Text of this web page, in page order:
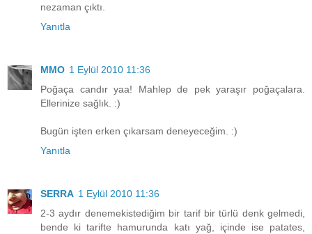
nezaman çıktı.
Yanıtla
MMO 1 Eylül 2010 11:36
Poğaça candır yaa! Mahlep de pek yaraşır poğaçalara.
Ellerinize sağlık. :)
Bugün işten erken çıkarsam deneyeceğim. :)
Yanıtla
SERRA 1 Eylül 2010 11:36
2-3 aydır denemekistediğim bir tarif bir türlü denk gelmedi,
bende ki tarifte hamurunda katı yağ, içinde ise patates,